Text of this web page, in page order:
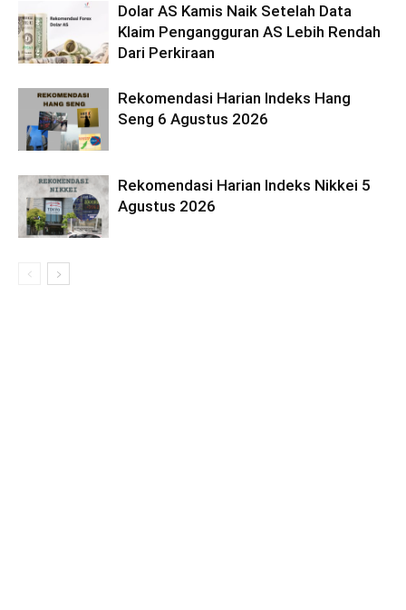
Dolar AS Kamis Naik Setelah Data
Klaim Pengangguran AS Lebih Rendah
Dari Perkiraan
Rekomendasi Harian Indeks Hang
Seng 6 Agustus 2026
Rekomendasi Harian Indeks Nikkei 5
Agustus 2026